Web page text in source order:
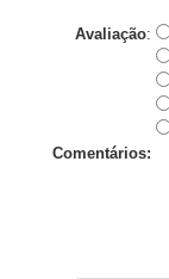
Avaliação:
Comentários: